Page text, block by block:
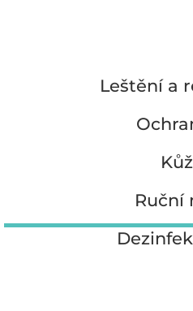
Leštění a
Ruční